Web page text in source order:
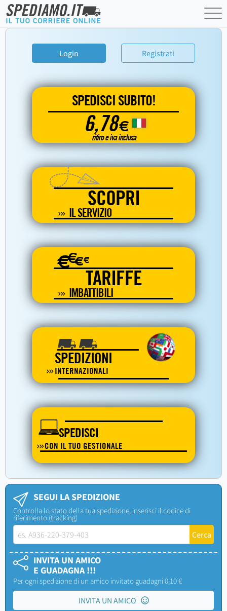
Login Registrati
SPEDISCI SUBITO!
6,78€
ritiro e iva inclusa
SCOPRI
IL SERVIZIO
€€€€
TARIFFE
IMBATTIBILI
SPEDIZIONI
INTERNAZIONALI
SPEDISCI
CON IL TUO GESTIONALE
SEGUI LA SPEDIZIONE
Controlla lo stato della tua spedizione, inserisci il codice di
riferimento (tracking)
INVITA UN AMICO
E GUADAGNA !!!
Per ogni spedizione di un amico invitato guadagni 0,10 €
INVITA UN AMICO